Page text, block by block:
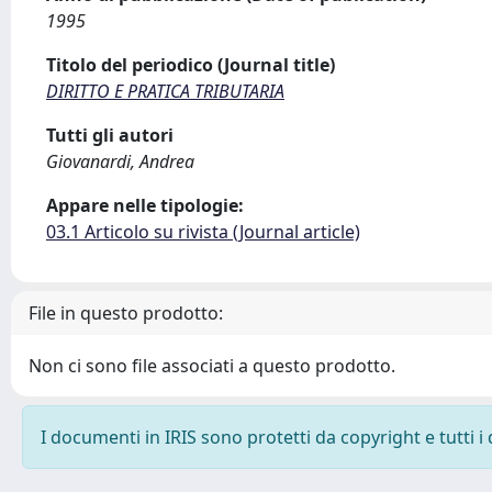
1995
Titolo del periodico (Journal title)
DIRITTO E PRATICA TRIBUTARIA
Tutti gli autori
Giovanardi, Andrea
Appare nelle tipologie:
03.1 Articolo su rivista (Journal article)
File in questo prodotto:
Non ci sono file associati a questo prodotto.
I documenti in IRIS sono protetti da copyright e tutti